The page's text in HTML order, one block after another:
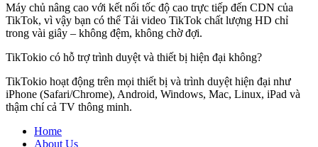
Máy chủ nâng cao với kết nối tốc độ cao trực tiếp đến CDN của
TikTok, vì vậy bạn có thể Tải video TikTok chất lượng HD chỉ
trong vài giây – không đệm, không chờ đợi.
TikTokio có hỗ trợ trình duyệt và thiết bị hiện đại không?
TikTokio hoạt động trên mọi thiết bị và trình duyệt hiện đại như
iPhone (Safari/Chrome), Android, Windows, Mac, Linux, iPad và
thậm chí cả TV thông minh.
Home
About Us